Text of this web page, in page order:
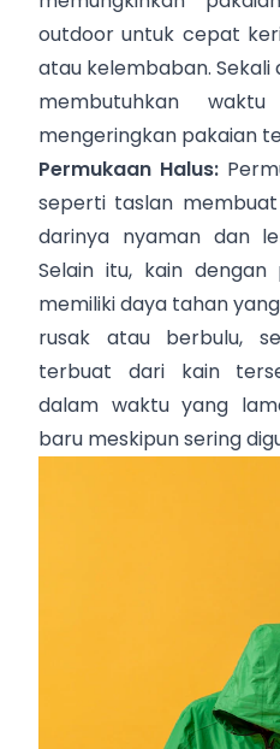
outdoor untuk cepat
atau kelembaban.
membutuhkan
mengeringkan pakaian
Permukaan Halus:
seperti taslan
darinya nyaman dan
Selain itu, kain dengan
memiliki daya tahan
rusak atau berbulu,
terbuat dari kain
dalam waktu yang
baru meskipun sering